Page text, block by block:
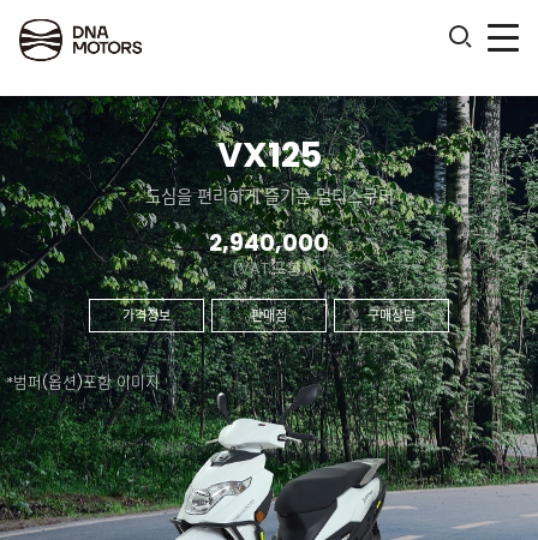
VX125
도심을 편리하게 즐기는 멀티스쿠터
2,940,000
(VAT 포함)
가격정보 판매점 구매상담
*범퍼(옵션)포함 이미지